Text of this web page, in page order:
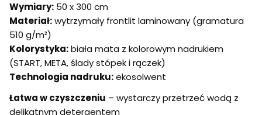
Wymiary: 50 x 300 cm
Materiał:wytrzymały frontlit laminowany (gramatura
510 g/m²)
Kolorystyka:biała mata z kolorowym nadrukiem
(START, META, ślady stópek i rączek)
Technologia nadruku:ekosolwent
Łatwa w czyszczeniu – wystarczy przetrzeć wodą z
delikatnym detergentem